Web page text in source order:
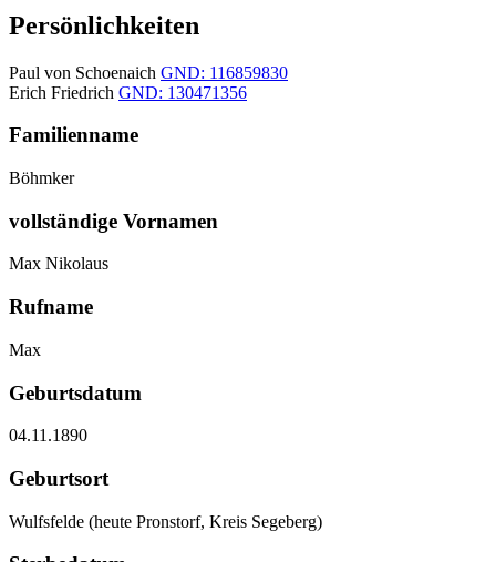
Persönlichkeiten
Paul von Schoenaich GND: 116859830
Erich Friedrich GND: 130471356
Familienname
Böhmker
vollständige Vornamen
Max Nikolaus
Rufname
Max
Geburtsdatum
04.11.1890
Geburtsort
Wulfsfelde (heute Pronstorf, Kreis Segeberg)